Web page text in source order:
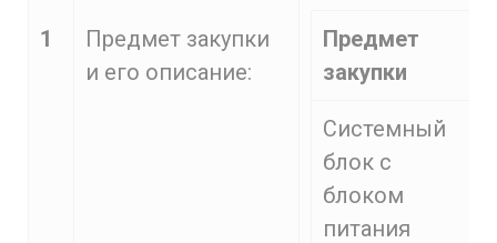
1
Предмет закупки
и его описание:
Предмет
закупки
Системный
блок с
блоком
питания